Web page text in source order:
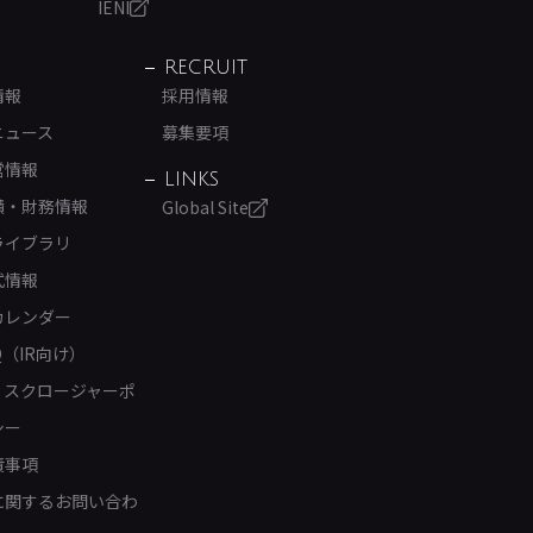
IENI
ース
報
・財務情報
ブラリ
報
ンダー
IR向け）
クロージャーポ
事項
関するお問い合わ
RECRUIT
採用情報
募集要項
LINKS
Global Site